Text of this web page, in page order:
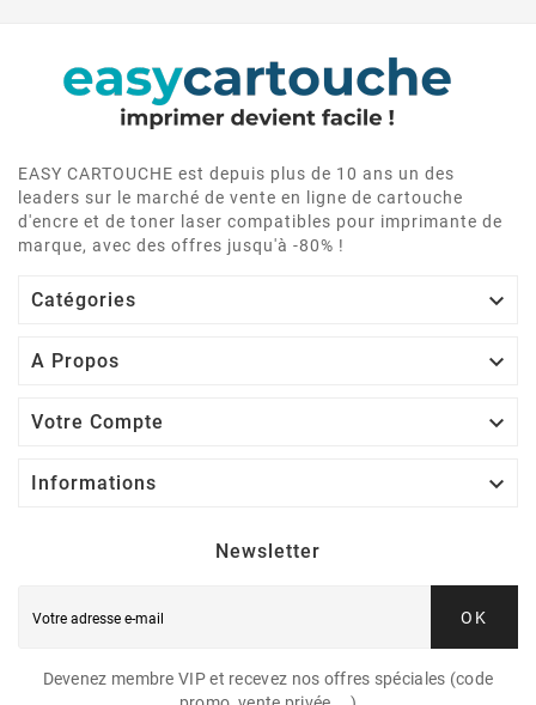
EASY CARTOUCHE est depuis plus de 10 ans un des
leaders sur le marché de vente en ligne de cartouche
d'encre et de toner laser compatibles pour imprimante de
marque, avec des offres jusqu'à -80% !
Catégories 
A Propos 
Votre Compte 
Informations 
Newsletter
OK
Devenez membre VIP et recevez nos offres spéciales (code